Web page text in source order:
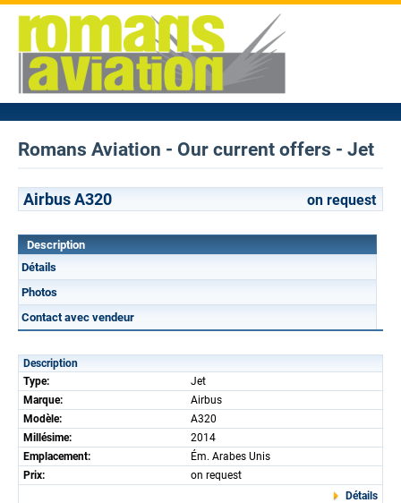
Romans Aviation - Our current offers - Jet
Airbus A320 on request
Description
Détails
Photos
Contact avec vendeur
Description
Type:
Jet
Marque:
Airbus
Modèle:
A320
Millésime:
2014
Emplacement:
Ém. Arabes Unis
Prix:
on request
Détails